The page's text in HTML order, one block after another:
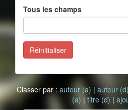
Tous les champs
Réinitialiser
Classer par : auteur (a) | auteur (d)
(a) | titre (d) |